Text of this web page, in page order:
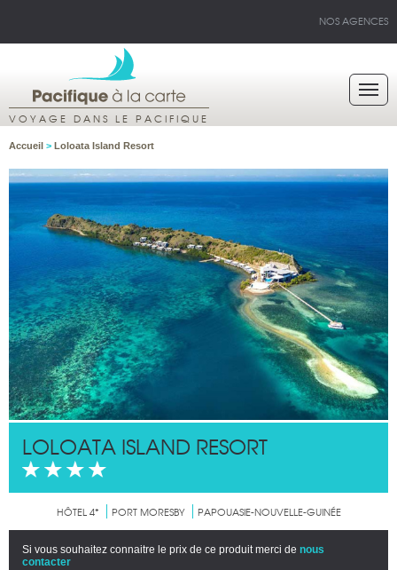
NOS AGENCES
VOYAGE DANS LE PACIFIQUE
Accueil > Loloata Island Resort
LOLOATA ISLAND RESORT
HÔTEL 4* PORT MORESBY PAPOUASIE-NOUVELLE-GUINÉE
Si vous souhaitez connaitre le prix de ce produit merci de nous
contacter